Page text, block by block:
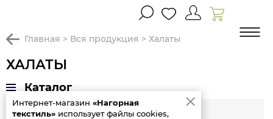
Интернет-магазин «Нагорная
текстиль» использует файлы cookies,
главная > вся продукция > халаты
ХАЛАТЫ
Каталог
Фильтр